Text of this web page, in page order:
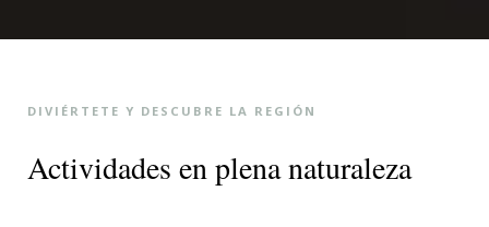
DIVIÉRTETE Y DESCUBRE LA REGIÓN
Actividades en plena naturaleza